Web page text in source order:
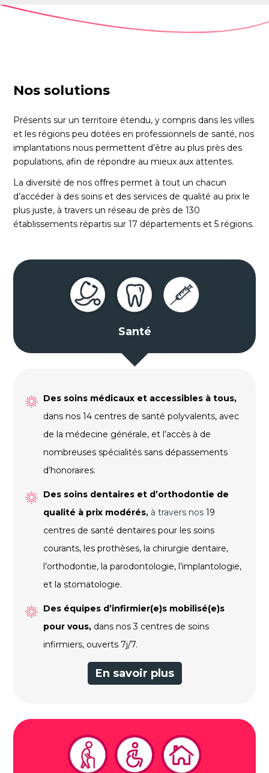
Nos solutions
Présents sur un territoire étendu, y compris dans les villes
et les régions peu dotées en professionnels de santé, nos
implantations nous permettent d’être au plus près des
populations, afin de répondre au mieux aux attentes.
La diversité de nos offres permet à tout un chacun
d’accéder à des soins et des services de qualité au prix le
plus juste, à travers un réseau de près de 130
établissements répartis sur 17 départements et 5 régions.
Santé
Des soins médicaux et accessibles à tous,
dans nos 14 centres de santé polyvalents, avec
de la médecine générale, et l’accès à de
nombreuses spécialités sans dépassements
d’honoraires.
Des soins dentaires et d’orthodontie de
qualité à prix modérés, à travers nos 19
centres de santé dentaires pour les soins
courants, les prothèses, la chirurgie dentaire,
l’orthodontie, la parodontologie, l’implantologie,
et la stomatologie.
Des équipes d’infirmier(e)s mobilisé(e)s
pour vous, dans nos 3 centres de soins
infirmiers, ouverts 7j/7.
En savoir plus